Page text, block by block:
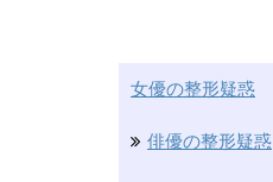
女優の整形疑惑
俳優の整形疑惑